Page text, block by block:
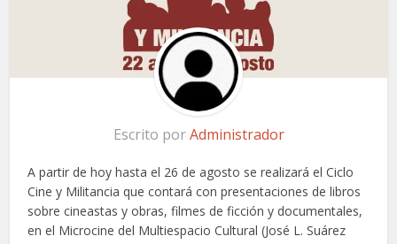
Escrito porAdministrador
A partir de hoy hasta el 26 de agosto se realizará el Ciclo
Cine y Militancia que contará con presentaciones de libros
sobre cineastas y obras, filmes de ficción y documentales,
en el Microcine del Multiespacio Cultural (José L. Suárez